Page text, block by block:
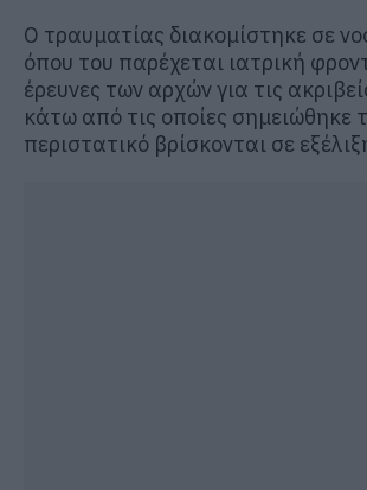
Ο τραυματίας διακομίστηκε σε
όπου του παρέχεται ιατρική
έρευνες των αρχών για τις
κάτω από τις οποίες σημειώθηκε
περιστατικό βρίσκονται σε